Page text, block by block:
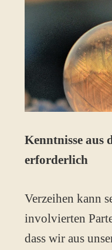
Kenntnisse aus
erforderlich
Verzeihen kann
involvierten
dass wir aus